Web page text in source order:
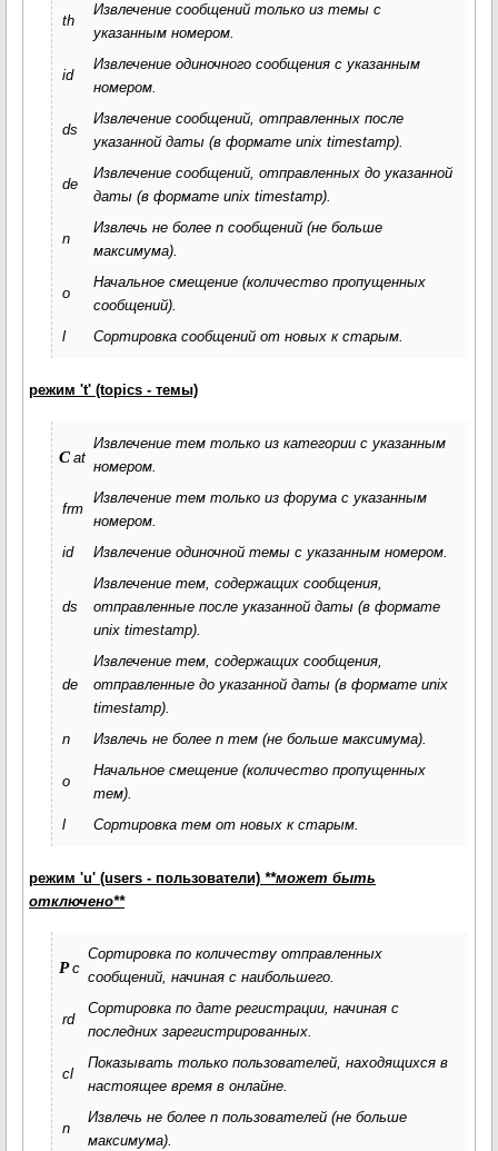
th
Извлечение сообщений только из темы с
указанным номером.
id
Извлечение одиночного сообщения с указанным
номером.
ds
Извлечение сообщений, отправленных после
указанной даты (в формате unix timestamp).
de
Извлечение сообщений, отправленных до указанной
даты (в формате unix timestamp).
n
Извлечь не более n сообщений (не больше
максимума).
o
Начальное смещение (количество пропущенных
сообщений).
l
Сортировка сообщений от новых к старым.
режим 't' (topics - темы)
c at
Извлечение тем только из категории с указанным
номером.
frm
Извлечение тем только из форума с указанным
номером.
id
Извлечение одиночной темы с указанным номером.
ds
Извлечение тем, содержащих сообщения,
отправленные после указанной даты (в формате
unix timestamp).
de
Извлечение тем, содержащих сообщения,
отправленные до указанной даты (в формате unix
timestamp).
n
Извлечь не более n тем (не больше максимума).
o
Начальное смещение (количество пропущенных
тем).
l
Сортировка тем от новых к старым.
режим 'u' (users - пользователи) **может быть
отключено**
pc
Сортировка по количеству отправленных
сообщений, начиная с наибольшего.
rd
Сортировка по дате регистрации, начиная с
последних зарегистрированных.
cl
Показывать только пользователей, находящихся в
настоящее время в онлайне.
n
Извлечь не более n пользователей (не больше
максимума).